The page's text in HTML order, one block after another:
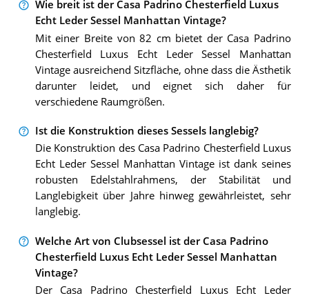
Wie breit ist der Casa Padrino Chesterfield Luxus
Echt Leder Sessel Manhattan Vintage?
Mit einer Breite von 82 cm bietet der Casa Padrino
Chesterfield Luxus Echt Leder Sessel Manhattan
Vintage ausreichend Sitzfläche, ohne dass die Ästhetik
darunter leidet, und eignet sich daher für
verschiedene Raumgrößen.
Ist die Konstruktion dieses Sessels langlebig?
Die Konstruktion des Casa Padrino Chesterfield Luxus
Echt Leder Sessel Manhattan Vintage ist dank seines
robusten Edelstahlrahmens, der Stabilität und
Langlebigkeit über Jahre hinweg gewährleistet, sehr
langlebig.
Welche Art von Clubsessel ist der Casa Padrino
Chesterfield Luxus Echt Leder Sessel Manhattan
Vintage?
Der Casa Padrino Chesterfield Luxus Echt Leder